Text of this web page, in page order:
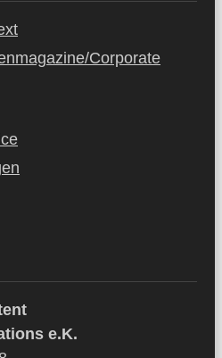
Corporate
e.K.